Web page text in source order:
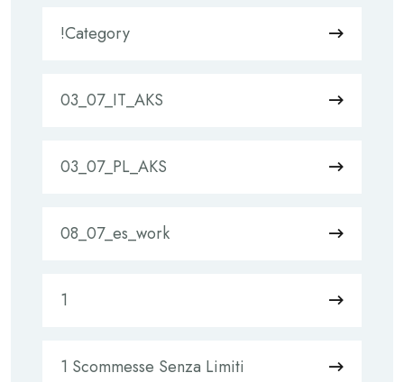
!Category
03_07_IT_AKS
03_07_PL_AKS
08_07_es_work
1
1 Scommesse Senza Limiti